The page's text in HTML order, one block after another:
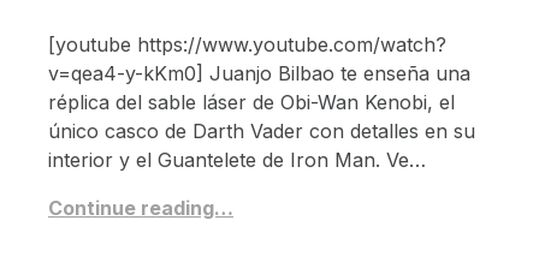
[youtube https://www.youtube.com/watch?
v=qea4-y-kKm0] Juanjo Bilbao te enseña una
réplica del sable láser de Obi-Wan Kenobi, el
único casco de Darth Vader con detalles en su
interior y el Guantelete de Iron Man. Ve…
Continue reading…